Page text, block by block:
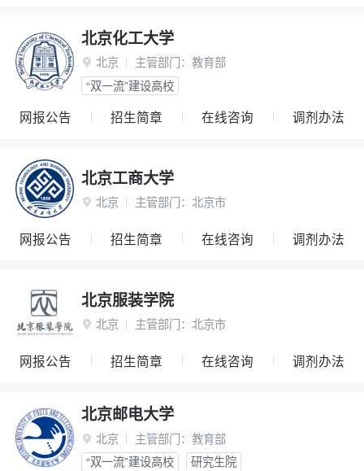
北京化工大学
 北京 主管部门： 教育部
“双一流”建设高校
网报公告 招生简章 在线咨询 调剂办法
北京工商大学
 北京 主管部门： 北京市
网报公告 招生简章 在线咨询 调剂办法
北京服装学院
 北京 主管部门： 北京市
网报公告 招生简章 在线咨询 调剂办法
北京邮电大学
 北京 主管部门： 教育部
“双一流”建设高校
研究生院